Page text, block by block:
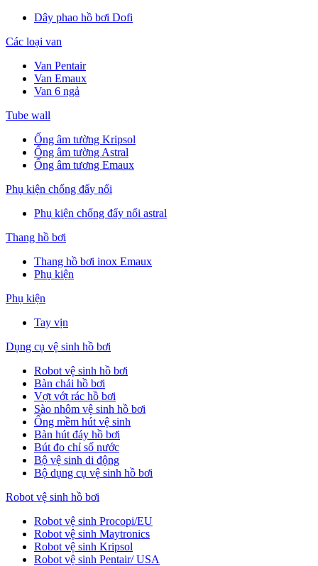
Dây phao hồ bơi Dofi
Các loại van
Van Pentair
Van Emaux
Van 6 ngả
Tube wall
Ống âm tường Kripsol
Ống âm tường Astral
Ống âm tương Emaux
Phụ kiện chống đẩy nổi
Phụ kiện chống đẩy nổi astral
Thang hồ bơi
Thang hồ bơi inox Emaux
Phụ kiện
Phụ kiện
Tay vịn
Dụng cụ vệ sinh hồ bơi
Robot vệ sinh hồ bơi
Bàn chải hồ bơi
Vợt vớt rác hồ bơi
Sào nhôm vệ sinh hồ bơi
Ống mềm hút vệ sinh
Bàn hút đáy hồ bơi
Bút đo chỉ số nước
Bộ vệ sinh di động
Bộ dụng cụ vệ sinh hồ bơi
Robot vệ sinh hồ bơi
Robot vệ sinh Procopi/EU
Robot vệ sinh Maytronics
Robot vệ sinh Kripsol
Robot vệ sinh Pentair/ USA